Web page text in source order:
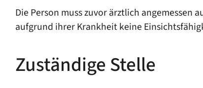
Die Person muss zuvor ärztlich angemessen
aufgrund ihrer Krankheit keine
Zuständige Stelle